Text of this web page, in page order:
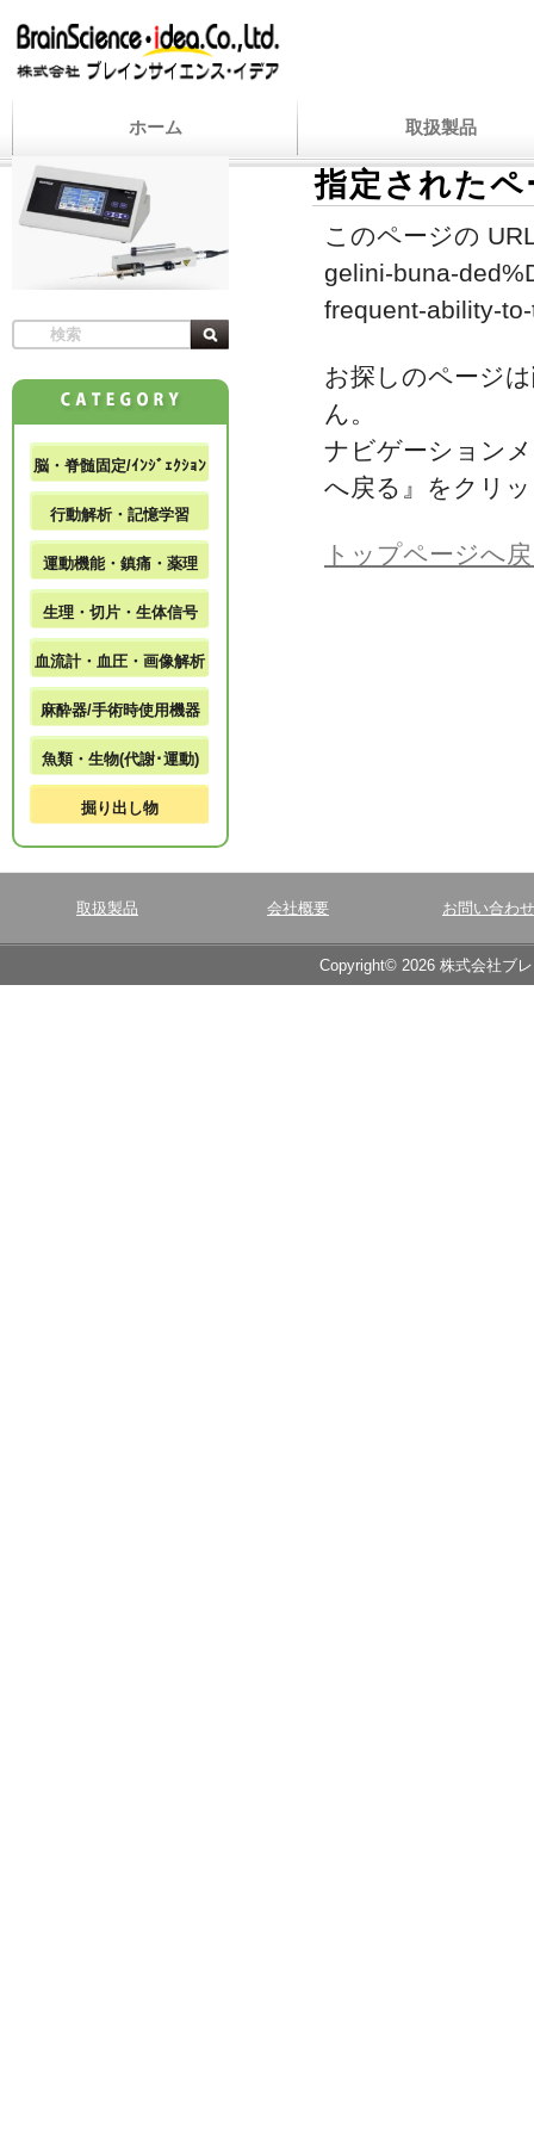
ホーム 取扱製品
指定された
このページの
gelini-buna-
frequent-ability-
お探しのページ
ん。
ナビゲーション
へ戻る』をクリ
トップページへ
脳・脊髄固定/ｲﾝｼﾞｪｸｼｮﾝ
行動解析・記憶学習
運動機能・鎮痛・薬理
生理・切片・生体信号
血流計・血圧・画像解析
麻酔器/手術時使用機器
魚類・生物(代謝･運動)
掘り出し物
取扱製品 会社概要 お問い合わせ
Copyright© 2026 株式会社ブ